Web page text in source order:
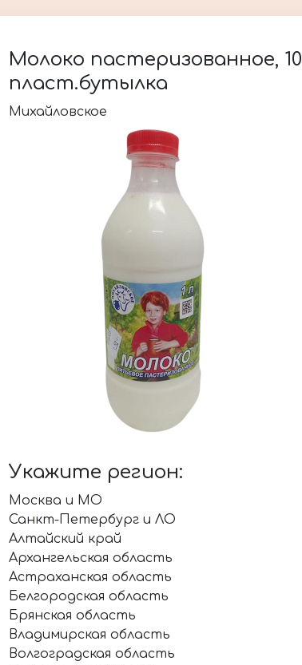
Молоко пастеризованное,
пласт.бутылка
Михайловское
Укажите регион:
Москва и МО
Санкт-Петербург и ЛО
Алтайский край
Архангельская область
Астраханская область
Белгородская область
Брянская область
Владимирская область
Волгоградская область